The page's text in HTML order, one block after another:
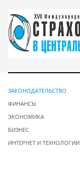
ЗАКОНОДАТЕЛЬСТВО
ФИНАНСЫ
ЭКОНОМИКА
БИЗНЕС
ИНТЕРНЕТ И ТЕХНОЛОГИИ